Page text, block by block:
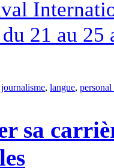
21 au 25
journalisme, langue,
sa